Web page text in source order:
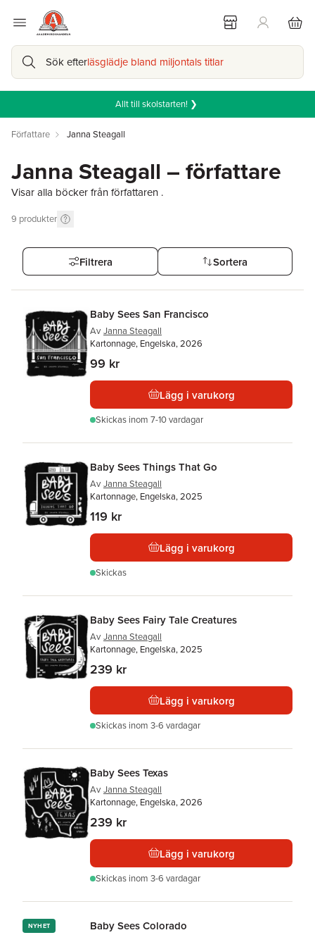
Sök efterläsglädje bland miljontals titlar
Allt till skolstarten! ❯
Författare Janna Steagall
Janna Steagall – författare
Visar alla böcker från författaren .
9 produkter
Filtrera Sortera
Baby Sees San Francisco
Av Janna Steagall
Kartonnage, Engelska, 2026
99 kr
Lägg i varukorg
Skickas inom 7-10 vardagar
Baby Sees Things That Go
Av Janna Steagall
Kartonnage, Engelska, 2025
119 kr
Lägg i varukorg
Skickas
Baby Sees Fairy Tale Creatures
Av Janna Steagall
Kartonnage, Engelska, 2025
239 kr
Lägg i varukorg
Skickas inom 3-6 vardagar
Baby Sees Texas
Av Janna Steagall
Kartonnage, Engelska, 2026
239 kr
Lägg i varukorg
Skickas inom 3-6 vardagar
NYHET Baby Sees Colorado